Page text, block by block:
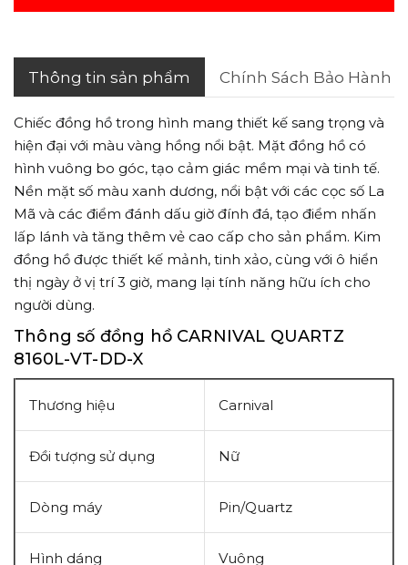
Thông tin sản phẩm Chính Sách Bảo Hành
Chiếc đồng hồ trong hình mang thiết kế sang trọng và
hiện đại với màu vàng hồng nổi bật. Mặt đồng hồ có
hình vuông bo góc, tạo cảm giác mềm mại và tinh tế.
Nền mặt số màu xanh dương, nổi bật với các cọc số La
Mã và các điểm đánh dấu giờ đính đá, tạo điểm nhấn
lấp lánh và tăng thêm vẻ cao cấp cho sản phẩm. Kim
đồng hồ được thiết kế mảnh, tinh xảo, cùng với ô hiển
thị ngày ở vị trí 3 giờ, mang lại tính năng hữu ích cho
người dùng.
Thông số đồng hồ CARNIVAL QUARTZ
8160L-VT-DD-X
Thương hiệu Carnival
Đồi tượng sử dụng Nữ
Dòng máy Pin/Quartz
Hình dáng Vuông